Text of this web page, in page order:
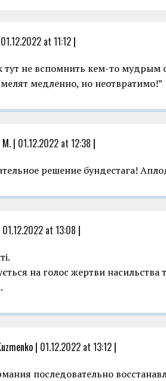
01.12.2022 at 11:12 |
тут не вспомнить кем-то
медленно, но неотвратимо!”
М. | 01.12.2022 at 12:38 |
решение бундестага!
01.12.2022 at 13:08 |
на голос жертви насильства
| 01.12.2022 at 13:12 |
последовательно